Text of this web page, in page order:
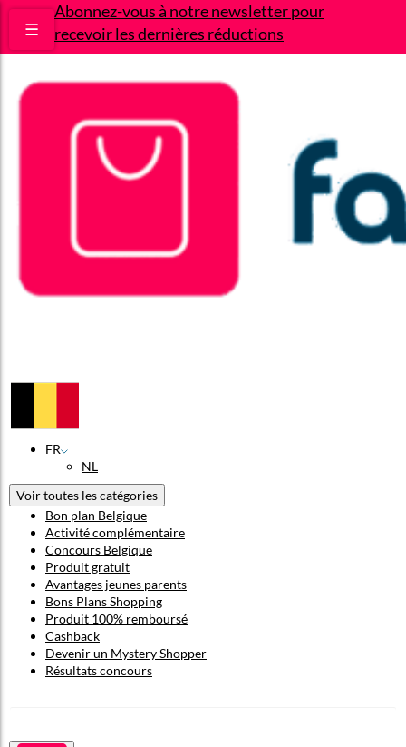
Abonnez-vous à notre newsletter pour
recevoir les dernières réductions
☰
FR
NL
Voir toutes les catégories
Bon plan Belgique
Activité complémentaire
Concours Belgique
Produit gratuit
Avantages jeunes parents
Bons Plans Shopping
Produit 100% remboursé
Cashback
Devenir un Mystery Shopper
Résultats concours